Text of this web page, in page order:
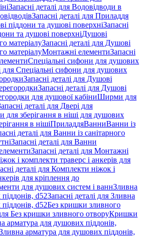
Запасні деталі для Водовідводи в
Запасні деталі для Приладдя
піддони та душові поверхніЗапасні
та душові поверхніДушові
матеріалуЗапасні деталі для Душові
матеріалуМонтажні елементиЗапасні
Спеціальні сифони для душових
для Спеціальні сифони для душових
Запасні деталі для Душові
Запасні деталі для Душові
для душової кабіниШирми для
деталі для Двері для
для зберігання в ніші для душових
в нішіПриладдяВанниВанни із
деталі для Ванни із санітарного
Запасні деталі для Ванни
Запасні деталі для Монтажні
і комплекти траверс і анкерів для
деталі для Комплекти ніжок і
для кріплення до
для душових систем і ваннЗливна
d52Запасні деталі для Зливна
d52Без кришки зливного
Без кришки зливного отворуКришки
арматура для душових піддонів,
арматура для душових піддонів,